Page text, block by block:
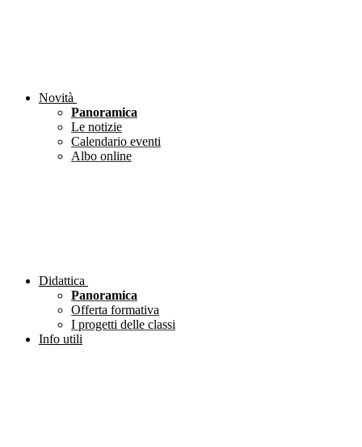
Novità
Panoramica
Le notizie
Calendario eventi
Albo online
Didattica
Panoramica
Offerta formativa
I progetti delle classi
Info utili